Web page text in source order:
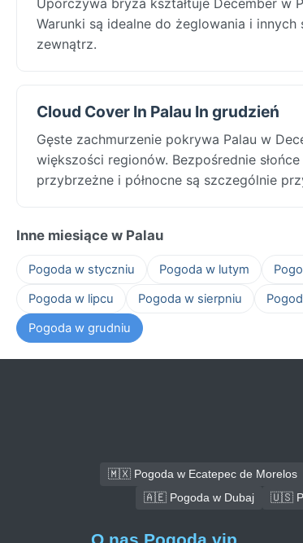
Warunki są idealne do żeglowania i
zewnątrz.
Cloud Cover In Palau In grudzień
Gęste zachmurzenie pokrywa Palau w
większości regionów. Bezpośrednie
przybrzeżne i północne są szczególnie
Inne miesiące w Palau
Pogoda w styczniu Pogoda w lutym
Pogoda w lipcu
Pogoda w sierpniu
Pogoda w grudniu
🇲🇽 Pogoda w Ecatepec de Morelos
🇦🇪 Pogoda w Dubaj
🇺🇸